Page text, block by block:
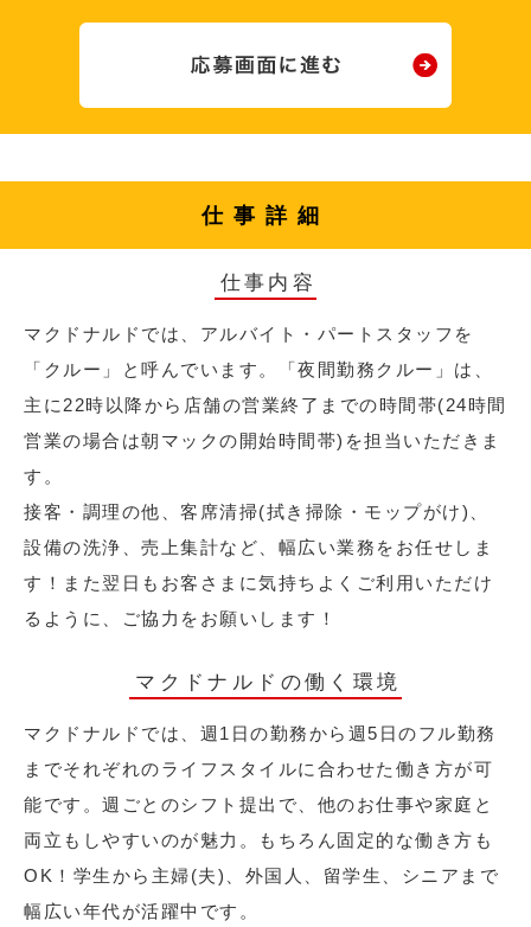
仕事詳細
仕事内容
マクドナルドでは、アルバイト・パートスタッフを
「クルー」と呼んでいます。「夜間勤務クルー」は、
主に22時以降から店舗の営業終了までの時間帯(24時間
営業の場合は朝マックの開始時間帯)を担当いただきま
す。
接客・調理の他、客席清掃(拭き掃除・モップがけ)、
設備の洗浄、売上集計など、幅広い業務をお任せしま
す！また翌日もお客さまに気持ちよくご利用いただけ
るように、ご協力をお願いします！
マクドナルドの働く環境
マクドナルドでは、週1日の勤務から週5日のフル勤務
までそれぞれのライフスタイルに合わせた働き方が可
能です。週ごとのシフト提出で、他のお仕事や家庭と
両立もしやすいのが魅力。もちろん固定的な働き方も
OK！学生から主婦(夫)、外国人、留学生、シニアまで
幅広い年代が活躍中です。